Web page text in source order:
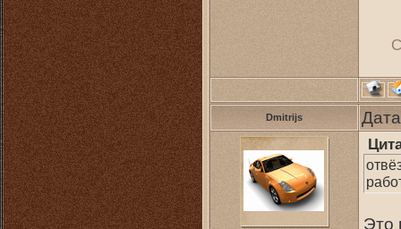
Dmitrijs
Это